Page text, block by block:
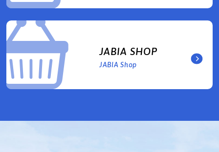
JABIA SHOP
JABIA Shop